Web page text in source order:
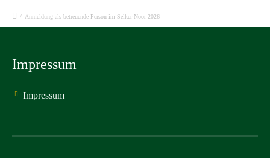
/ Anmeldung als betreuende Person im Selker Noor 2026
Impressum
Impressum